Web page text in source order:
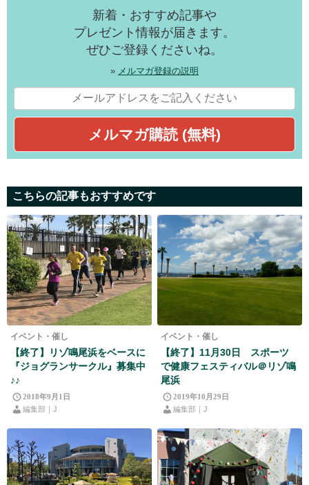
新着・おすすめ記事や
プレゼント情報が届きます。
ぜひご登録くださいね。
» メルマガ登録の説明
こちらの記事もおすすめです
イベント・催し
【終了】リゾ鳴尾浜をベースに
『ジョグランサークル』募集中
♪♪
2018年9月1日
編集部｜J
イベント・催し
【終了】11月30日 スポーツ
で健康フェスティバル＠リゾ鳴
尾浜
2019年10月29日
編集部｜J